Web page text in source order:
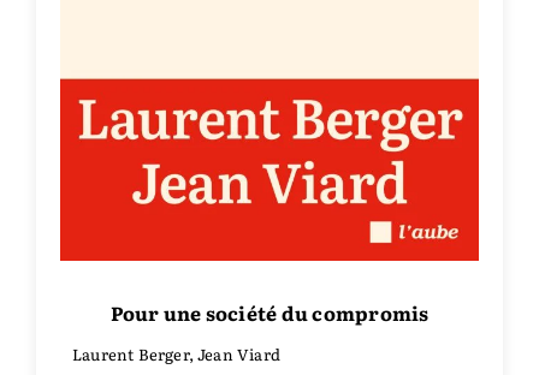
Pour une société du compromis
Laurent Berger, Jean Viard